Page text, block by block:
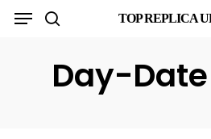
Skip
TOP REPLICA
Menu
Day-Date